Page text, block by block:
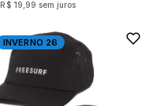
R$ 19,99 sem juros
INVERNO 26